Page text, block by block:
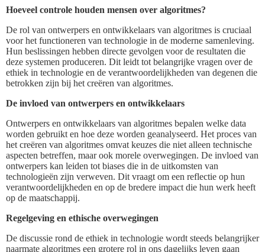
Hoeveel controle houden mensen over algoritmes?
De rol van ontwerpers en ontwikkelaars van algoritmes is cruciaal
voor het functioneren van technologie in de moderne samenleving.
Hun beslissingen hebben directe gevolgen voor de resultaten die
deze systemen produceren. Dit leidt tot belangrijke vragen over de
ethiek in technologie en de verantwoordelijkheden van degenen die
betrokken zijn bij het creëren van algoritmes.
De invloed van ontwerpers en ontwikkelaars
Ontwerpers en ontwikkelaars van algoritmes bepalen welke data
worden gebruikt en hoe deze worden geanalyseerd. Het proces van
het creëren van algoritmes omvat keuzes die niet alleen technische
aspecten betreffen, maar ook morele overwegingen. De invloed van
ontwerpers kan leiden tot biases die in de uitkomsten van
technologieën zijn verweven. Dit vraagt om een reflectie op hun
verantwoordelijkheden en op de bredere impact die hun werk heeft
op de maatschappij.
Regelgeving en ethische overwegingen
De discussie rond de ethiek in technologie wordt steeds belangrijker
naarmate algoritmes een grotere rol in ons dagelijks leven gaan